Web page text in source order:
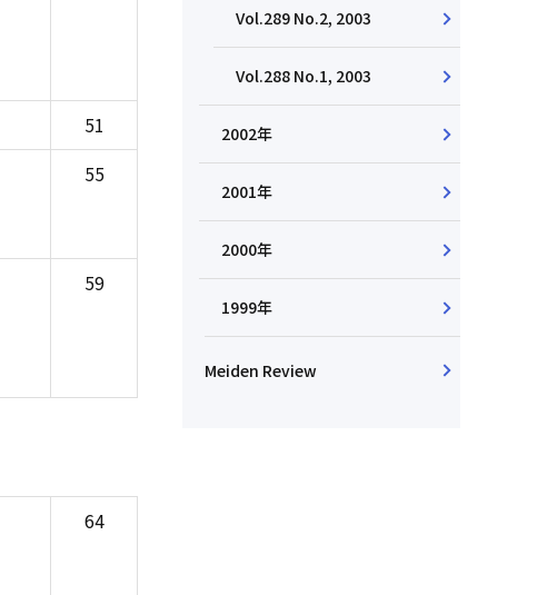
51
55
59
64
Vol.289 No.2, 2003
Vol.288 No.1, 2003
2002年
2001年
2000年
1999年
Meiden Review